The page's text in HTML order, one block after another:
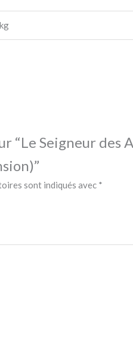
“Le Seigneur des
sont indiqués avec *